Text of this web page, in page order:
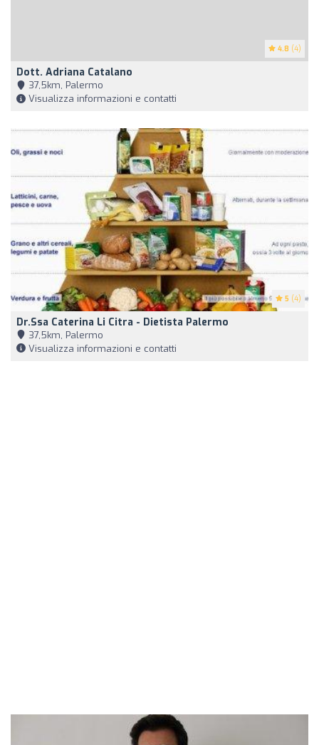
4.8 (4)
Dott. Adriana Catalano
37,5km, Palermo
Visualizza informazioni e contatti
5 (4)
Dr.ssa Caterina Li Citra - Dietista Palermo
37,5km, Palermo
Visualizza informazioni e contatti